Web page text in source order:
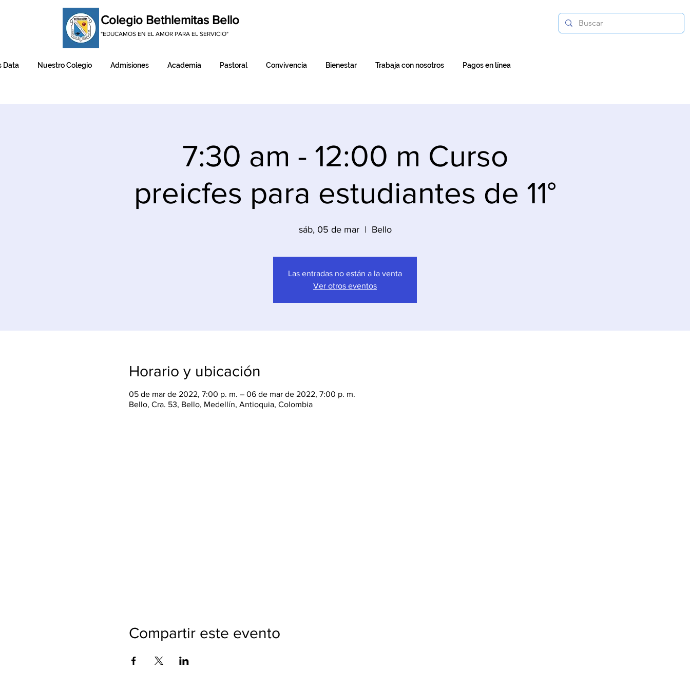
Colegio Bethlemitas Bello
"EDUCAMOS EN EL AMOR PARA EL SERVICIO"
Data Nuestro Colegio Admisiones Academia Pastoral Convivencia Bienestar Trabaja con nosotros Pagos en línea
7:30 am - 12:00 m Curso
preicfes para estudiantes de 11°
sáb, 05 de mar
  |
Bello
Las entradas no están a la venta
Ver otros eventos
Horario y ubicación
05 de mar de 2022, 7:00 p. m. – 06 de mar de 2022, 7:00 p. m.
Bello, Cra. 53, Bello, Medellín, Antioquia, Colombia
Compartir este evento